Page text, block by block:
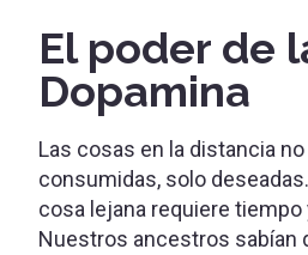
El poder de
Dopamina
Las cosas en la distancia
consumidas, solo
cosa lejana requiere
Nuestros ancestros sabían